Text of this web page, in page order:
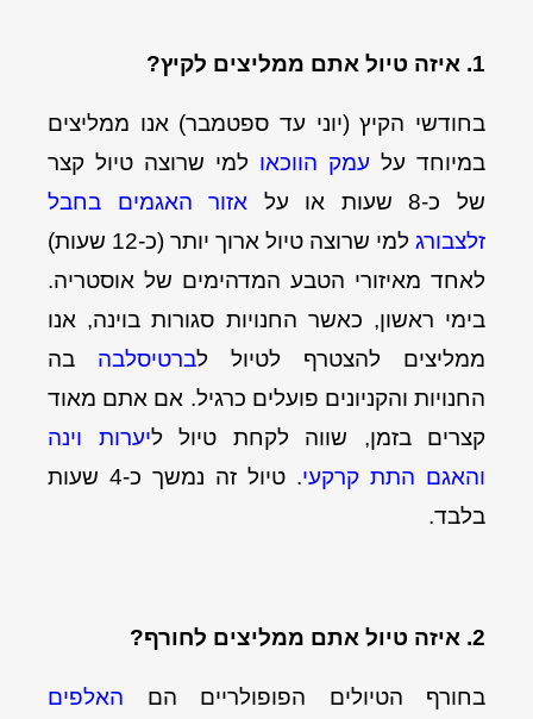
1. איזה טיול אתם ממליצים לקיץ?
בחודשי הקיץ (יוני עד ספטמבר) אנו ממליצים
במיוחד על עמק הווכאו למי שרוצה טיול קצר
של כ-8 שעות או על
אזור האגמים בחבל
זלצבורג
למי שרוצה טיול ארוך יותר (כ-12 שעות)
לאחד מאיזורי הטבע המדהימים של אוסטריה.
בימי ראשון, כאשר החנויות סגורות בוינה, אנו
ממליצים להצטרף לטיול לברטיסלבה בה
החנויות והקניונים פועלים כרגיל. אם אתם מאוד
קצרים בזמן, שווה לקחת טיול ליערות וינה
והאגם התת קרקעי
. טיול זה נמשך כ-4 שעות
בלבד.
2. איזה טיול אתם ממליצים לחורף?
בחורף הטיולים הפופולריים הם האלפים